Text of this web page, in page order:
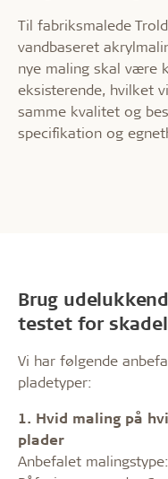
Til fabriksmalede
vandbaseret
nye maling skal være
eksisterende, hvilket
samme kvalitet og
specifikation og
Brug
testet for
Vi har følgende
pladetyper:
1. Hvid maling på
plader
Anbefalet